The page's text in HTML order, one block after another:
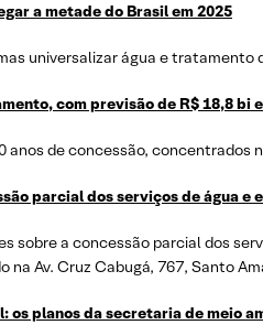
a metade do Brasil em 2025
universalizar água e tratamento
com previsão de R$ 18,8 bi
de concessão, concentrados
parcial dos serviços de água e
sobre a concessão parcial dos
na Av. Cruz Cabugá, 767, Santo
os planos da secretaria de meio